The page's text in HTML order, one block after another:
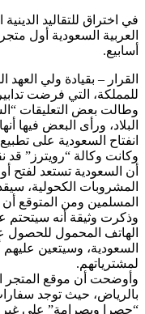
في اختراق للتقاليد
العربية السعودية أول
أسابيع.
القرار – بقيادة ولي
للمملكة، التي فرضت تدابير
وطالت بعض التعليقات
البلاد، ورأى البعض فيها
انفتاح السعودية على
وكانت وكالة “رويترز”
أن السعودية تستعد لفتح
المشروبات الكحولية،
المسلمين ومن المتوقع أن
وذكرت وثيقة أنه سيتحتم
الهاتف المحمول للحصول
السعودية، وسيتعين
لمشترياتهم.
وأوضحت أن موقع المتجر
بالرياض، حيث توجد
“حصرا وبصرامة” على